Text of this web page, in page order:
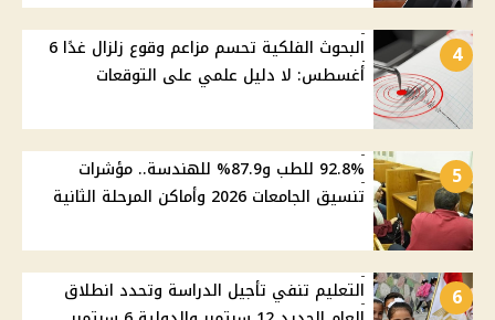
4
البحوث الفلكية تحسم مزاعم وقوع زلزال غدًا 6
أغسطس: لا دليل علمي على التوقعات
5
92.8% للطب و87.9% للهندسة.. مؤشرات
تنسيق الجامعات 2026 وأماكن المرحلة الثانية
6
التعليم تنفي تأجيل الدراسة وتحدد انطلاق